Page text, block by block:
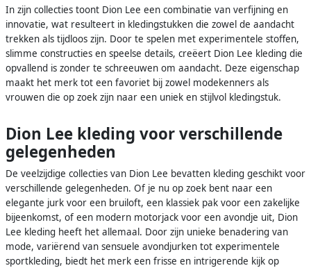
In zijn collecties toont Dion Lee een combinatie van verfijning en
innovatie, wat resulteert in kledingstukken die zowel de aandacht
trekken als tijdloos zijn. Door te spelen met experimentele stoffen,
slimme constructies en speelse details, creëert Dion Lee kleding die
opvallend is zonder te schreeuwen om aandacht. Deze eigenschap
maakt het merk tot een favoriet bij zowel modekenners als
vrouwen die op zoek zijn naar een uniek en stijlvol kledingstuk.
Dion Lee kleding voor verschillende
gelegenheden
De veelzijdige collecties van Dion Lee bevatten kleding geschikt voor
verschillende gelegenheden. Of je nu op zoek bent naar een
elegante jurk voor een bruiloft, een klassiek pak voor een zakelijke
bijeenkomst, of een modern motorjack voor een avondje uit, Dion
Lee kleding heeft het allemaal. Door zijn unieke benadering van
mode, variërend van sensuele avondjurken tot experimentele
sportkleding, biedt het merk een frisse en intrigerende kijk op